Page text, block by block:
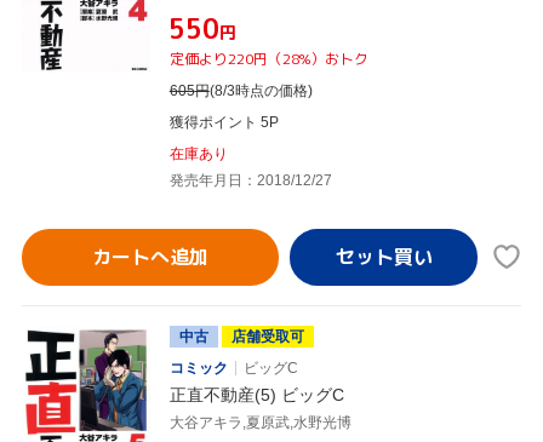
¥550円
定価より220円（28%）おトク
605円(8/3時点の価格)
獲得ポイント 5P
在庫あり
発売年月日：2018/12/27
カートへ追加
中古
店舗受取可
コミック
ビッグC
正直不動産(5) ビッグC
大谷アキラ,夏原武,水野光博